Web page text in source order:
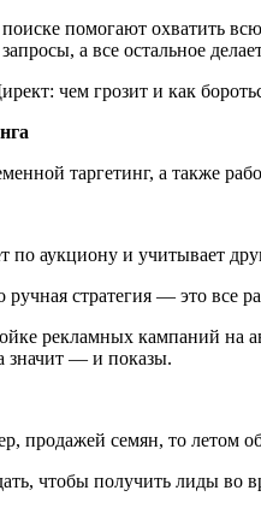
помогают охватить
а все остальное
таргетинг, а также
по аукциону и учитывает
стратегия — это все
рекламных кампаний на
значит — и показы.
продажей семян, то летом
чтобы получить лиды во